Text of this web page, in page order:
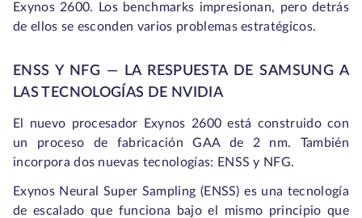
Exynos 2600. Los benchmarks impresionan, pero detrás
de ellos se esconden varios problemas estratégicos.
ENSS Y NFG — LA RESPUESTA DE SAMSUNG A
LAS TECNOLOGÍAS DE NVIDIA
El nuevo procesador Exynos 2600 está construido con
un proceso de fabricación GAA de 2 nm. También
incorpora dos nuevas tecnologías: ENSS y NFG.
Exynos Neural Super Sampling (ENSS) es una tecnología
de escalado que funciona bajo el mismo principio que